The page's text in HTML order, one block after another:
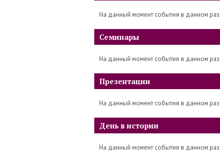
На данный момент события в данном
Семинары
На данный момент события в данном
Презентации
На данный момент события в данном
День в истории
На данный момент события в данном